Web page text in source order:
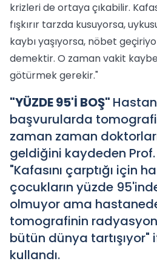
krizleri de ortaya çıkabilir.
fışkırır tarzda kusuyorsa,
kaybı yaşıyorsa, nöbet
demektir. O zaman vakit
götürmek gerekir."
"YÜZDE 95'İ BOŞ"
başvurularda
zaman zaman
geldiğini kaydeden Prof.
"Kafasını çarptığı için
çocukların yüzde
olmuyor ama
tomografinin
bütün dünya tartışıyor"
kullandı.